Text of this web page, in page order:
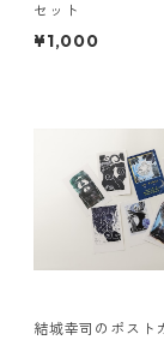
セット
¥1,000
結城幸司のポス